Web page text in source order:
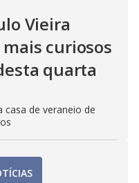
Vieira
curiosos
quarta
casa de veraneio de